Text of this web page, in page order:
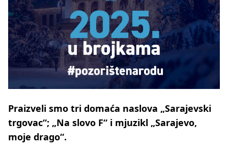
Praizveli smo tri domaća naslova „Sarajevski
trgovac“; „Na slovo F“ i mjuzikl „Sarajevo,
moje drago“.